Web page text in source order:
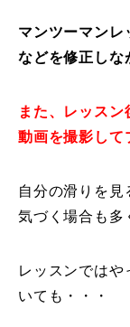
動画で学ぶ
最新レッスン動画
コブ斜面の滑り方
プレゼント
マンツーマンレ
などを修正しな
また、レッス
動画を撮影して
自分の滑りを見
気づく場合も多
レッスンではや
いても・・・